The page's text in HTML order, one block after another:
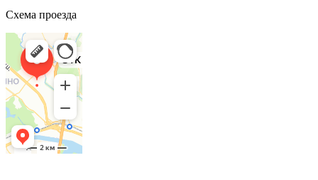
Схема проезда